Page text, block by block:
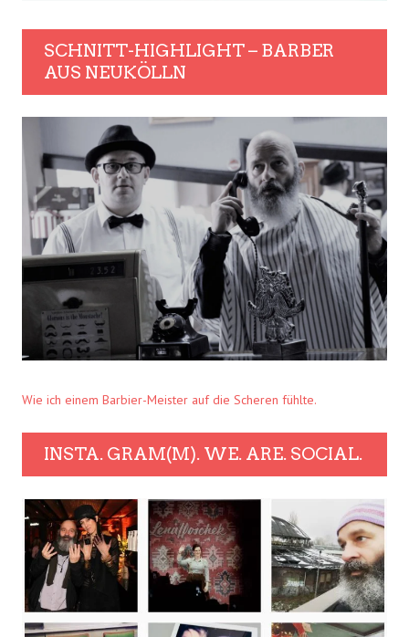
SCHNITT-HIGHLIGHT – BARBER
AUS NEUKÖLLN
Wie ich einem Barbier-Meister auf die Scheren fühlte.
INSTA. GRAM(M). WE. ARE. SOCIAL.